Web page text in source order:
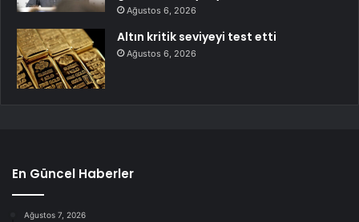
Ağustos 6, 2026
Altın kritik seviyeyi test etti
Ağustos 6, 2026
En Güncel Haberler
Ağustos 7, 2026